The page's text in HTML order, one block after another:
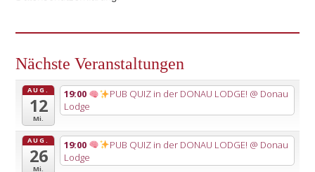
Nächste Veranstaltungen
AUG.
12
Mi.
19:00 PUB QUIZ in der DONAU LODGE! @ Donau
Lodge
AUG.
26
Mi.
19:00 PUB QUIZ in der DONAU LODGE! @ Donau
Lodge